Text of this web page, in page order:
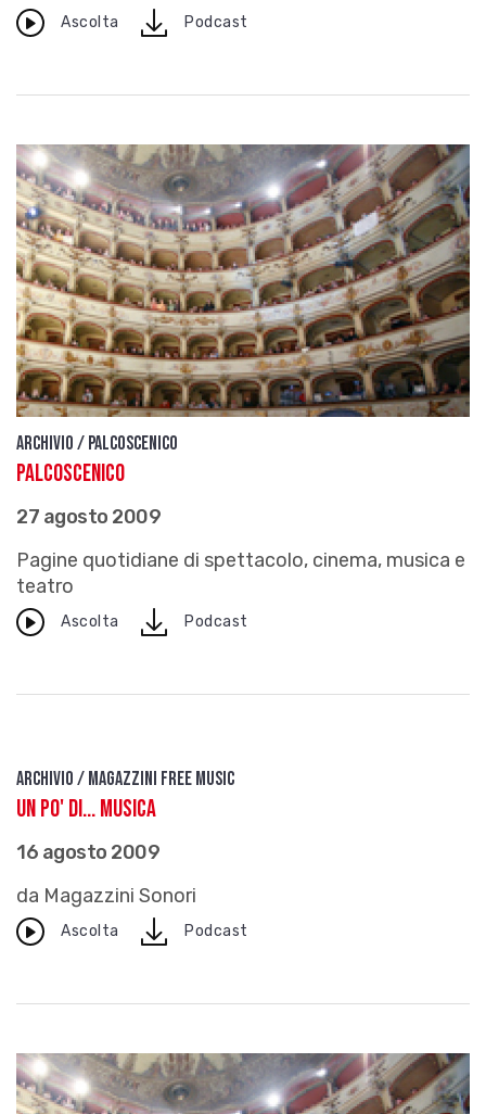
Ascolta downloadPodcast
Archivio / Palcoscenico
Palcoscenico
27 agosto 2009
Pagine quotidiane di spettacolo, cinema, musica e
teatro
Ascolta downloadPodcast
Archivio / Magazzini free music
Un po' di... musica
16 agosto 2009
da Magazzini Sonori
Ascolta downloadPodcast